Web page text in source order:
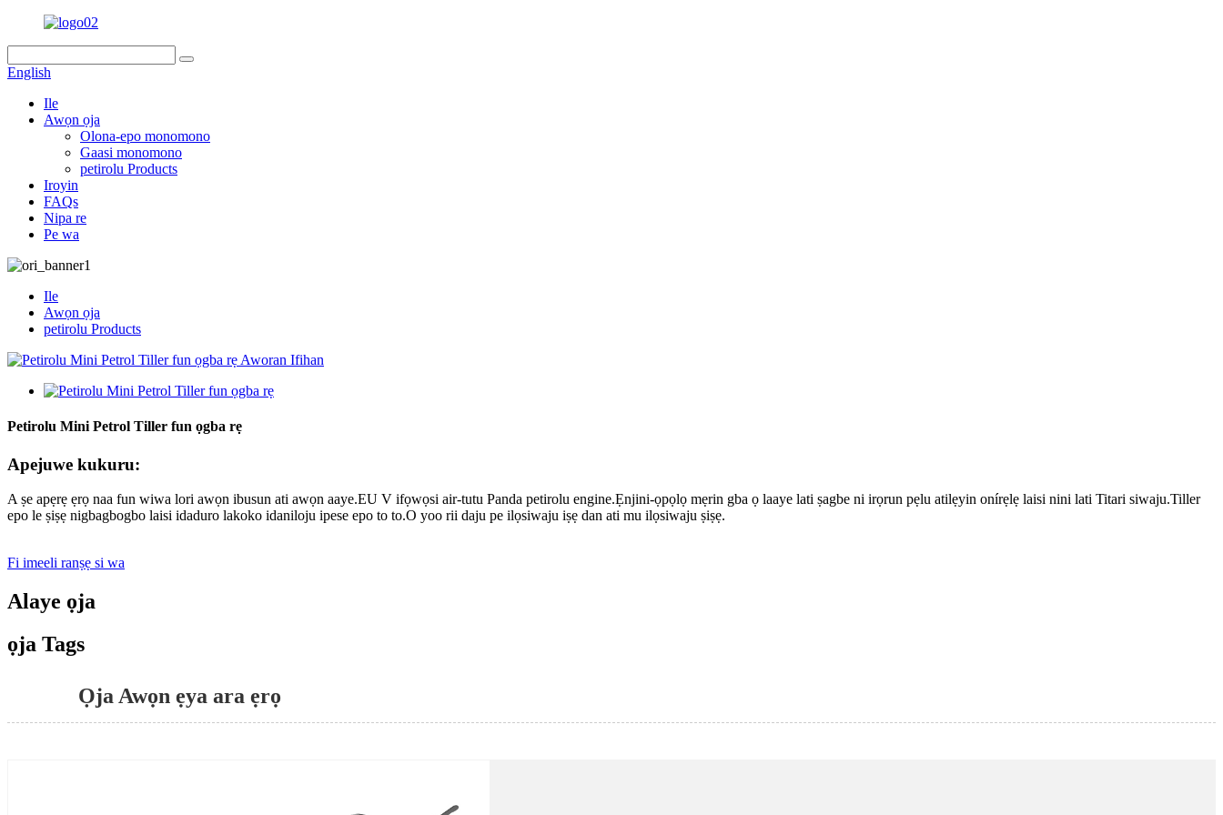
English
Ile
Awọn ọja
Olona-epo monomono
Gaasi monomono
petirolu Products
Iroyin
FAQs
Nipa re
Pe wa
Ile
Awọn ọja
petirolu Products
Petirolu Mini Petrol Tiller fun ọgba rẹ
Apejuwe kukuru:
A ṣe apẹrẹ ẹrọ naa fun wiwa lori awọn ibusun ati awọn aaye.EU V ifọwọsi air-tutu Panda petirolu engine.Ẹnjini-ọpọlọ mẹrin gba ọ laaye lati ṣagbe ni irọrun pẹlu atilẹyin onírẹlẹ laisi nini lati Titari siwaju.Tiller
epo le ṣiṣẹ nigbagbogbo laisi idaduro lakoko idaniloju ipese epo to to.O yoo rii daju pe ilọsiwaju iṣẹ dan ati mu ilọsiwaju ṣiṣẹ.
Fi imeeli ranṣẹ si wa
Alaye ọja
ọja Tags
Ọja Awọn ẹya ara ẹrọ